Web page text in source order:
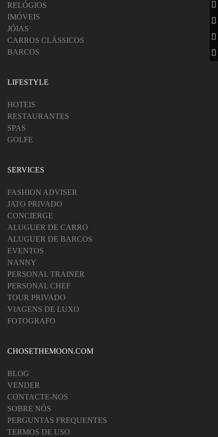
RELÓGIOS
IMÓVEIS
JÓIAS
CARROS CLÁSSICOS
BARCOS
LIFESTYLE
HOTEIS
RESTAURANTES
SPAS
GOLFE
SERVICES
FASHION ADVISER
JATO PRIVADO
CONCIERGE
ALUGUER DE CARRO
ALUGUER DE BARCOS
EVENTOS
NANNY
PERSONAL TRAINER
PERSONAL CHEF
TOUR PRIVADO
VIAGENS DE LUXO
FOTOGRAFO
CHOSETHEMOON.COM
BLOG
VENDER
CONTACTE-NOS
SOBRE NÓS
PERGUNTAS FREQUENTES
TERMOS DE USO